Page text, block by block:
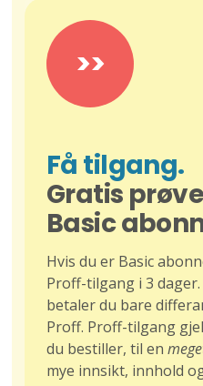
>>
Få tilgang.
Gratis
Basic
Hvis du er Basic
Proff-tilgang i 3
betaler du bare
Proff. Proff-tilgang
du bestiller, til en
mye innsikt, innhold